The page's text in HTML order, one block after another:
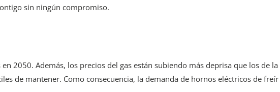
sin ningún compromiso.
2050. Además, los precios del gas están subiendo más deprisa que los de la
de mantener. Como consecuencia, la demanda de hornos eléctricos de freír